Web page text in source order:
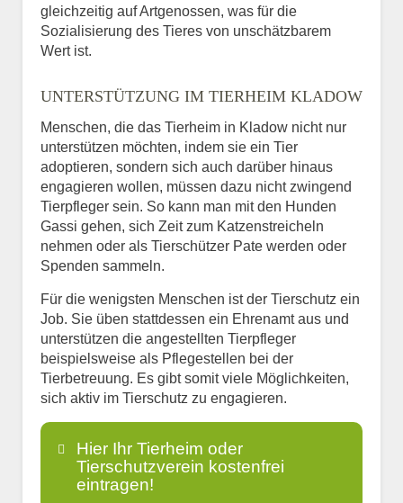
gleichzeitig auf Artgenossen, was für die
Sozialisierung des Tieres von unschätzbarem
Wert ist.
UNTERSTÜTZUNG IM TIERHEIM KLADOW
Menschen, die das Tierheim in Kladow nicht nur
unterstützen möchten, indem sie ein Tier
adoptieren, sondern sich auch darüber hinaus
engagieren wollen, müssen dazu nicht zwingend
Tierpfleger sein. So kann man mit den Hunden
Gassi gehen, sich Zeit zum Katzenstreicheln
nehmen oder als Tierschützer Pate werden oder
Spenden sammeln.
Für die wenigsten Menschen ist der Tierschutz ein
Job. Sie üben stattdessen ein Ehrenamt aus und
unterstützen die angestellten Tierpfleger
beispielsweise als Pflegestellen bei der
Tierbetreuung. Es gibt somit viele Möglichkeiten,
sich aktiv im Tierschutz zu engagieren.
Hier Ihr Tierheim oder
Tierschutzverein kostenfrei
eintragen!